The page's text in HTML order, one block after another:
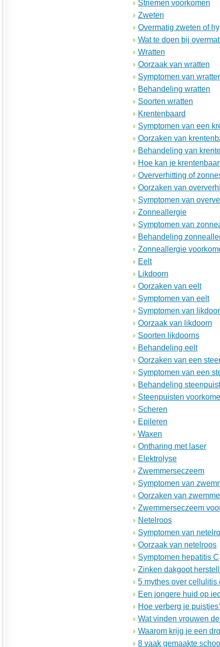
Striemen voorkomen
Zweten
Overmatig zweten of
Wat te doen bij
Wratten
Oorzaak van wratten
Symptomen van
Behandeling wratten
Soorten wratten
Krentenbaard
Symptomen van een
Oorzaken van
Behandeling van
Hoe kan je
Oververhitting of
Oorzaken van
Symptomen van
Zonneallergie
Symptomen van
Behandeling
Zonneallergie
Eelt
Likdoorn
Oorzaken van eelt
Symptomen van eelt
Symptomen van
Oorzaak van likdoorn
Soorten likdoorns
Behandeling eelt
Oorzaken van een
Symptomen van een
Behandeling steenpuist
Steenpuisten
Scheren
Epileren
Waxen
Ontharing met laser
Elektrolyse
Zwemmerseczeem
Symptomen van
Oorzaken van
Zwemmerseczeem
Netelroos
Symptomen van
Oorzaak van netelroos
Symptomen hepatitis C
Zinken dakgoot
5 mythes over cellulitis
Een jongere huid op
Hoe verberg je
Wat vinden vrouwen
Waarom krijg je een
8 vaak gemaakte